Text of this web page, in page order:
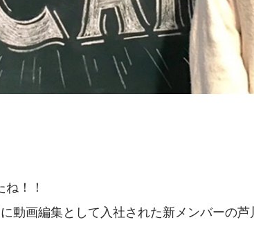
！！
動画編集として入社された新メンバーの芦